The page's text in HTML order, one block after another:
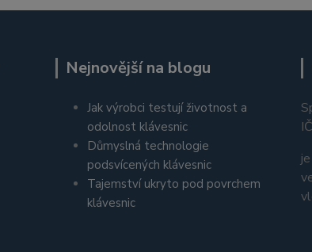
Nejnovější na blogu
Jak výrobci testují životnost a
odolnost klávesnic
Důmyslná technologie
podsvícených klávesnic
Tajemství ukryto pod povrchem
klávesnic